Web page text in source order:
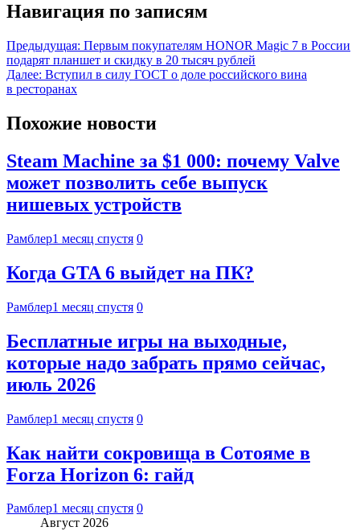
Навигация по записям
Предыдущая: Первым покупателям HONOR Magic 7 в России
подарят планшет и скидку в 20 тысяч рублей
Далее: Вступил в силу ГОСТ о доле российского вина
в ресторанах
Похожие новости
Steam Machine за $1 000: почему Valve
может позволить себе выпуск
нишевых устройств
Рамблер1 месяц спустя 0
Когда GTA 6 выйдет на ПК?
Рамблер1 месяц спустя 0
Бесплатные игры на выходные,
которые надо забрать прямо сейчас,
июль 2026
Рамблер1 месяц спустя 0
Как найти сокровища в Сотояме в
Forza Horizon 6: гайд
Рамблер1 месяц спустя 0
Август 2026